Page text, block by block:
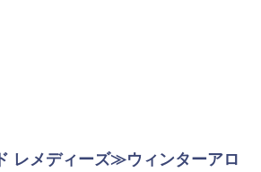
レメディーズ≫ウィンターアロ